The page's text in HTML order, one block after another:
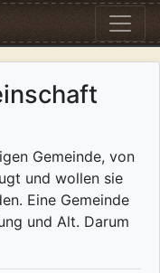
Gemeinde, von
und wollen sie
Eine Gemeinde
und Alt. Darum